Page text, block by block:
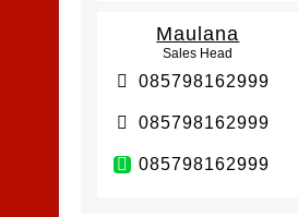
Maulana
Sales Head
085798162999
085798162999
085798162999